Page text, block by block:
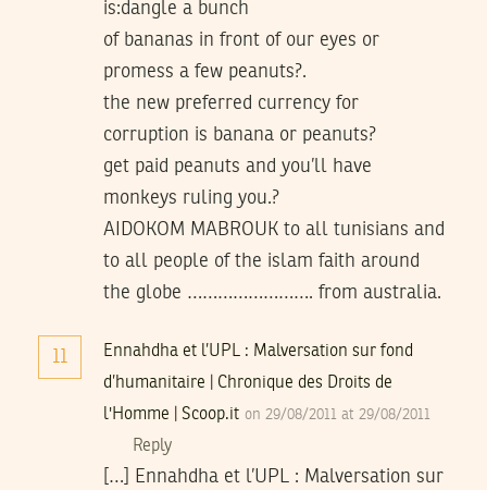
is:dangle a bunch
of bananas in front of our eyes or
promess a few peanuts?.
the new preferred currency for
corruption is banana or peanuts?
get paid peanuts and you’ll have
monkeys ruling you.?
AIDOKOM MABROUK to all tunisians and
to all people of the islam faith around
the globe ……………………. from australia.
11
Ennahdha et l’UPL : Malversation sur fond
d’humanitaire | Chronique des Droits de
l'Homme | Scoop.it on 29/08/2011 at 29/08/2011
Reply
[…] Ennahdha et l’UPL : Malversation sur